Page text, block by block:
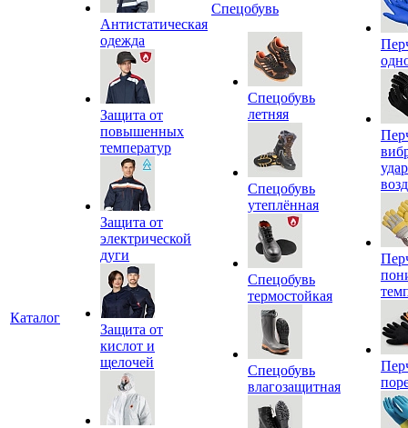
Каталог
Антистатическая
одежда
Защита от
повышенных
температур
Защита от
электрической
дуги
Защита от
кислот и
щелочей
Спецобувь
Спецобувь
летняя
Спецобувь
утеплённая
Спецобувь
термостойкая
Спецобувь
влагозащитная